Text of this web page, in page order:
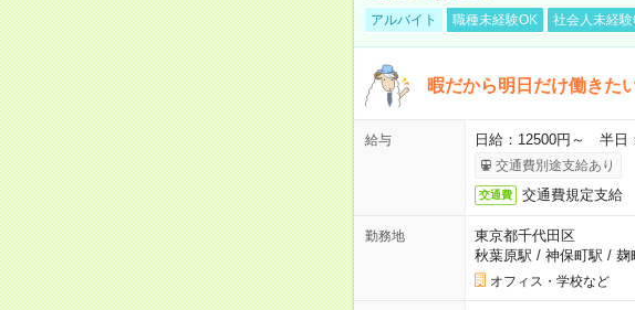
アルバイト 職種未経験OK 社会人未経験
暇だから明日だけ働きた
給与 日給：12500円～ 半日
交通費別途支給あり
交通費 交通費規定支給
勤務地
東京都千代田区
秋葉原駅 / 神保町駅 / 麹
オフィス・学校など